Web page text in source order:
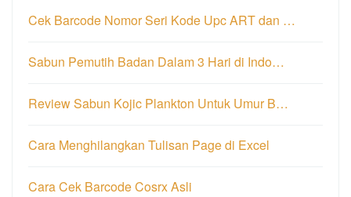
Cek Barcode Nomor Seri Kode Upc ART dan …
Sabun Pemutih Badan Dalam 3 Hari di Indo…
Review Sabun Kojic Plankton Untuk Umur B…
Cara Menghilangkan Tulisan Page di Excel
Cara Cek Barcode Cosrx Asli